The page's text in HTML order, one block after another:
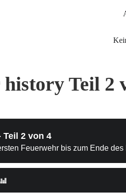
Teil 2